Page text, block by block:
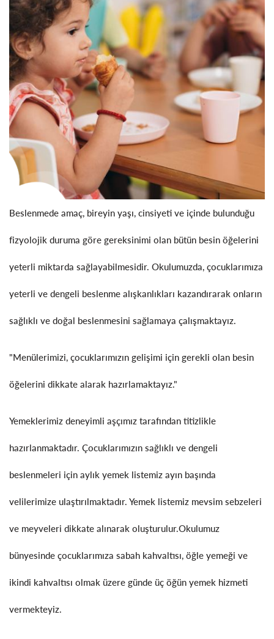
Beslenmede amaç, bireyin yaşı, cinsiyeti ve içinde bulunduğu
fizyolojik duruma göre gereksinimi olan bütün besin öğelerini
yeterli miktarda sağlayabilmesidir. Okulumuzda, çocuklarımıza
yeterli ve dengeli beslenme alışkanlıkları kazandırarak onların
sağlıklı ve doğal beslenmesini sağlamaya çalışmaktayız.
"Menülerimizi, çocuklarımızın gelişimi için gerekli olan besin
öğelerini dikkate alarak hazırlamaktayız."
Yemeklerimiz deneyimli aşçımız tarafından titizlikle
hazırlanmaktadır. Çocuklarımızın sağlıklı ve dengeli
beslenmeleri için aylık yemek listemiz ayın başında
velilerimize ulaştırılmaktadır. Yemek listemiz mevsim sebzeleri
ve meyveleri dikkate alınarak oluşturulur.Okulumuz
bünyesinde çocuklarımıza sabah kahvaltısı, öğle yemeği ve
ikindi kahvaltısı olmak üzere günde üç öğün yemek hizmeti
vermekteyiz.